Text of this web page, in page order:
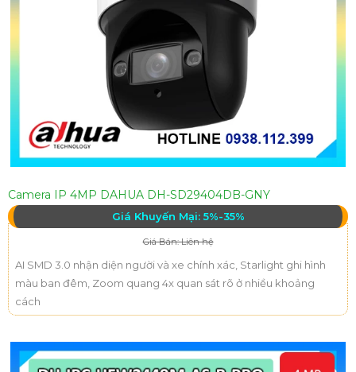
Camera IP 4MP DAHUA DH-SD29404DB-GNY
Giá Khuyến Mại: 5%-35%
Giá Bán: Liên hệ
AI SMD 3.0 nhận diện người và xe chính xác, Starlight ghi hình
màu ban đêm, Zoom quang 4x quan sát rõ ở nhiều khoảng
cách